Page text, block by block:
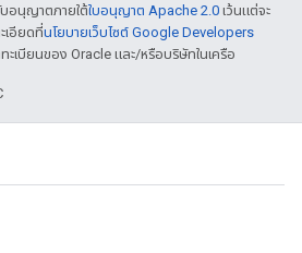
อนุญาตภายใต้ใบอนุญาต Apache 2.0 เว้นแต่จะ
เอียดที่นโยบายเว็บไซต์ Google Developers
ะเบียนของ Oracle และ/หรือบริษัทในเครือ